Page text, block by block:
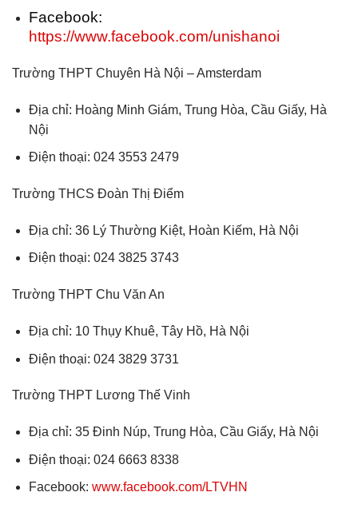
Facebook:
https://www.facebook.com/unishanoi
Trường THPT Chuyên Hà Nội – Amsterdam
Địa chỉ: Hoàng Minh Giám, Trung Hòa, Cầu Giấy, Hà
Nội
Điện thoại: 024 3553 2479
Trường THCS Đoàn Thị Điểm
Địa chỉ: 36 Lý Thường Kiệt, Hoàn Kiếm, Hà Nội
Điện thoại: 024 3825 3743
Trường THPT Chu Văn An
Địa chỉ: 10 Thụy Khuê, Tây Hồ, Hà Nội
Điện thoại: 024 3829 3731
Trường THPT Lương Thế Vinh
Địa chỉ: 35 Đinh Núp, Trung Hòa, Cầu Giấy, Hà Nội
Điện thoại: 024 6663 8338
Facebook: www.facebook.com/LTVHN